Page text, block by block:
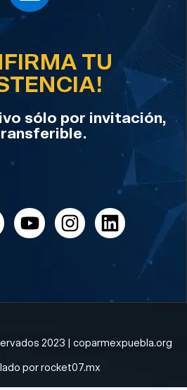
TU
sólo por invitación,
2023 | coparmexpuebla.org
por rocket07.mx